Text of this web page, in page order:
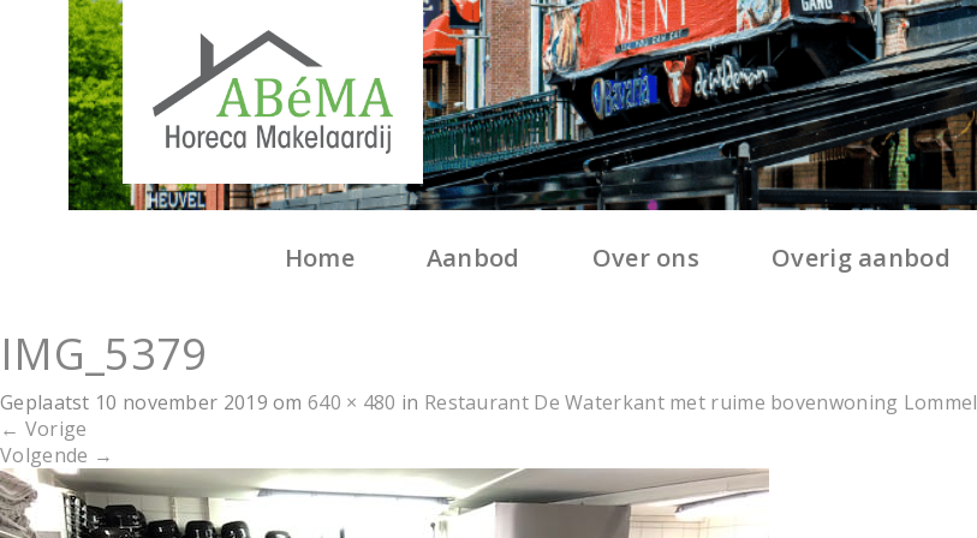
Home Aanbod Over ons Overig aanbod
IMG_5379
Geplaatst 10 november 2019 om640 × 480 in Restaurant De Waterkant met ruime bovenwoning Lommel
← Vorige
Volgende →